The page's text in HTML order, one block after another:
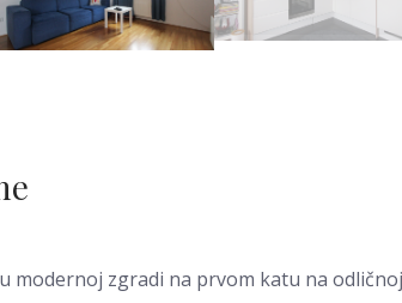
modernoj zgradi na prvom katu na